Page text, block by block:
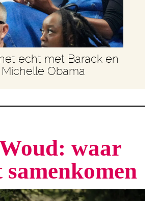
echt met Barack en
Michelle Obama
waar
samenkomen